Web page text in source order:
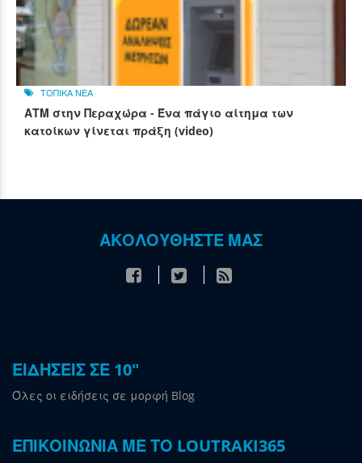
ΤΟΠΙΚΑ ΝΕΑ
ΑΤΜ στην Περαχώρα - Ένα πάγιο αίτημα των
κατοίκων γίνεται πράξη (video)
ΑΚΟΛΟΥΘΗΣΤΕ ΜΑΣ
ΕΙΔΗΣΕΙΣ ΣΕ 10"
Όλες οι ειδήσεις σε μορφή Blog
ΕΠΙΚΟΙΝΩΝΙΑ ΜΕ ΤΟ LOUTRAKI365